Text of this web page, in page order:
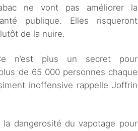
ne vont pas améliorer la
publique. Elles risqueront
de la nuire.
n’est plus un secret pour
de 65 000 personnes chaque
inoffensive rappelle Joffrin
dangerosité du vapotage pour